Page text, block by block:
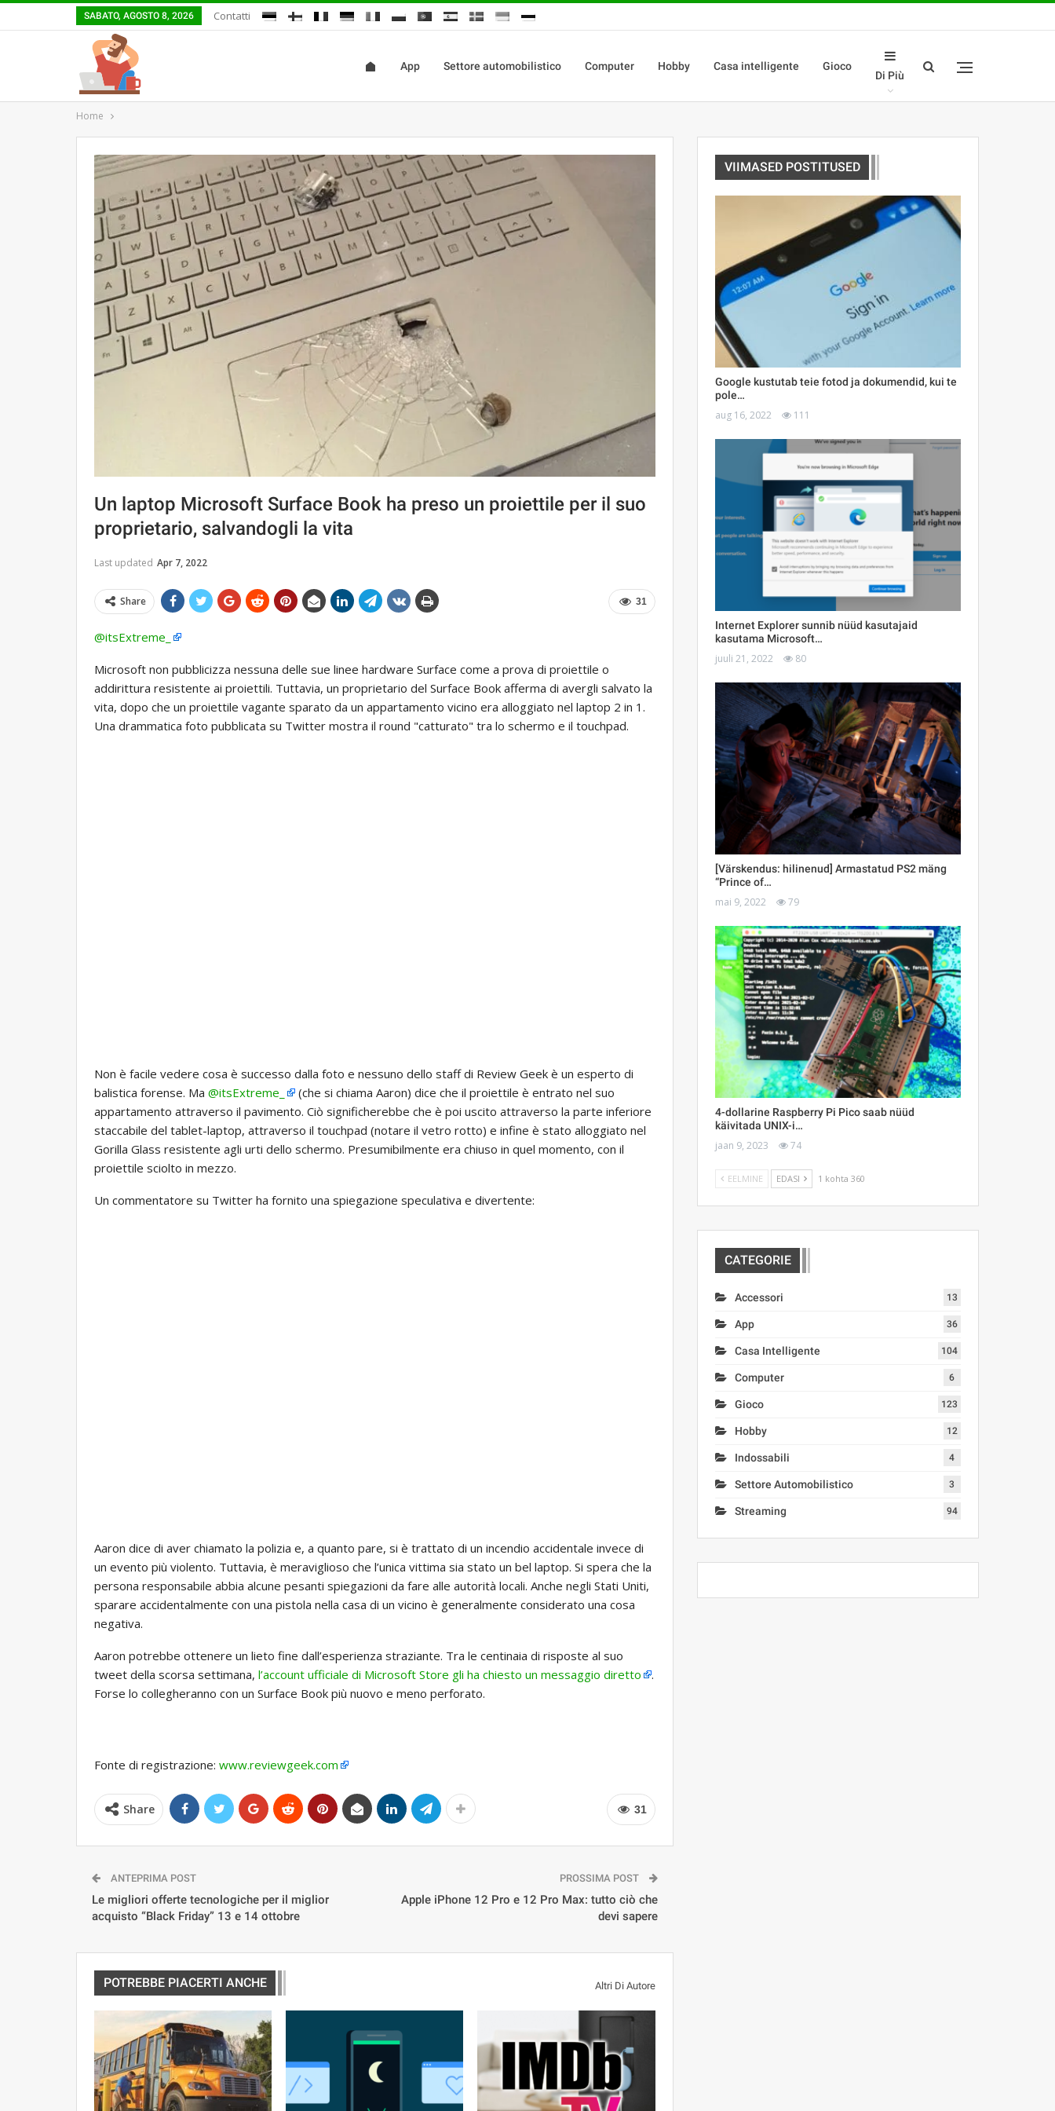
SABATO, AGOSTO 8, 2026 Contatti
App Settore automobilistico Computer Hobby Casa intelligente Gioco
Di Più
Home
Un laptop Microsoft Surface Book ha preso un proiettile per il suo
proprietario, salvandogli la vita
Last updated Apr 7, 2022
31
Share
@itsExtreme_
Microsoft non pubblicizza nessuna delle sue linee hardware Surface come a prova di proiettile o
addirittura resistente ai proiettili. Tuttavia, un proprietario del Surface Book afferma di avergli salvato la
vita, dopo che un proiettile vagante sparato da un appartamento vicino era alloggiato nel laptop 2 in 1.
Una drammatica foto pubblicata su Twitter mostra il round "catturato" tra lo schermo e il touchpad.
Non è facile vedere cosa è successo dalla foto e nessuno dello staff di Review Geek è un esperto di
balistica forense. Ma @itsExtreme_
(che si chiama Aaron) dice che il proiettile è entrato nel suo
appartamento attraverso il pavimento. Ciò significherebbe che è poi uscito attraverso la parte inferiore
staccabile del tablet-laptop, attraverso il touchpad (notare il vetro rotto) e infine è stato alloggiato nel
Gorilla Glass resistente agli urti dello schermo. Presumibilmente era chiuso in quel momento, con il
proiettile sciolto in mezzo.
Un commentatore su Twitter ha fornito una spiegazione speculativa e divertente:
Aaron dice di aver chiamato la polizia e, a quanto pare, si è trattato di un incendio accidentale invece di
un evento più violento. Tuttavia, è meraviglioso che l’unica vittima sia stato un bel laptop. Si spera che la
persona responsabile abbia alcune pesanti spiegazioni da fare alle autorità locali. Anche negli Stati Uniti,
sparare accidentalmente con una pistola nella casa di un vicino è generalmente considerato una cosa
negativa.
Aaron potrebbe ottenere un lieto fine dall’esperienza straziante. Tra le centinaia di risposte al suo
tweet della scorsa settimana, l’account ufficiale di Microsoft Store gli ha chiesto un messaggio diretto
.
Forse lo collegheranno con un Surface Book più nuovo e meno perforato.
Fonte di registrazione: www.reviewgeek.com
31
Share
ANTEPRIMA POST
Le migliori offerte tecnologiche per il miglior
acquisto “Black Friday” 13 e 14 ottobre
PROSSIMA POST
Apple iPhone 12 Pro e 12 Pro Max: tutto ciò che
devi sapere
POTREBBE PIACERTI ANCHE Altri Di Autore
VIIMASED POSTITUSED
Google kustutab teie fotod ja dokumendid, kui te
pole…
aug 16, 2022 111
Internet Explorer sunnib nüüd kasutajaid
kasutama Microsoft…
juuli 21, 2022 80
[Värskendus: hilinenud] Armastatud PS2 mäng
“Prince of…
mai 9, 2022 79
4-dollarine Raspberry Pi Pico saab nüüd
käivitada UNIX-i…
jaan 9, 2023 74
EELMINE EDASI 1 kohta 360
CATEGORIE
Accessori 13
App 36
Casa Intelligente 104
Computer 6
Gioco 123
Hobby 12
Indossabili 4
Settore Automobilistico 3
Streaming 94